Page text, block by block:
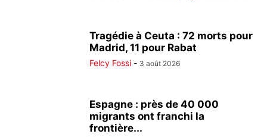
Tragédie à Ceuta : 72 morts pour
Madrid, 11 pour Rabat
Felcy Fossi - 3 août 2026
Espagne : près de 40 000
migrants ont franchi la
frontière...